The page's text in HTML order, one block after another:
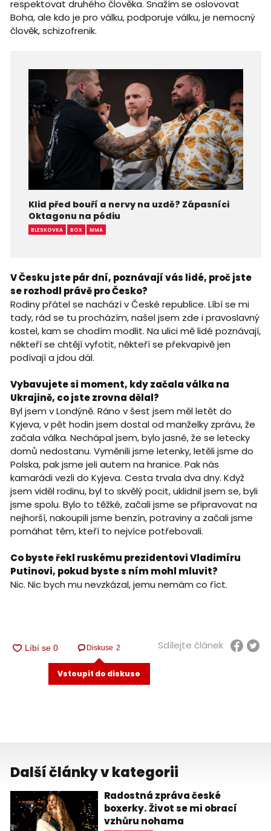
respektovat druhého člověka. Snažím se oslovovat
Boha, ale kdo je pro válku, podporuje válku, je nemocný
člověk, schizofrenik.
Klid před bouří a nervy na uzdě? Zápasníci
Oktagonu na pódiu
BLESKOVKA BOX MMA
V Česku jste pár dní, poznávají vás lidé, proč jste
se rozhodl právě pro Česko?
Rodiny přátel se nachází v České republice. Líbí se mi
tady, rád se tu procházím, našel jsem zde i pravoslavný
kostel, kam se chodím modlit. Na ulici mě lidé poznávají,
někteří se chtějí vyfotit, někteří se překvapivě jen
podívají a jdou dál.
Vybavujete si moment, kdy začala válka na
Ukrajině, co jste zrovna dělal?
Byl jsem v Londýně. Ráno v šest jsem měl letět do
Kyjeva, v pět hodin jsem dostal od manželky zprávu, že
začala válka. Nechápal jsem, bylo jasné, že se letecky
domů nedostanu. Vyměnili jsme letenky, letěli jsme do
Polska, pak jsme jeli autem na hranice. Pak nás
kamarádi vezli do Kyjeva. Cesta trvala dva dny. Když
jsem viděl rodinu, byl to skvělý pocit, uklidnil jsem se, byli
jsme spolu. Bylo to těžké, začali jsme se připravovat na
nejhorší, nakoupili jsme benzín, potraviny a začali jsme
pomáhat těm, kteří to nejvíce potřebovali.
Co byste řekl ruskému prezidentovi Vladimíru
Putinovi, pokud byste s ním mohl mluvit?
Nic. Nic bych mu nevzkázal, jemu nemám co říct.
Diskuse 2
Vstoupit do diskuse
Sdílejte článek
Další články v kategorii
Radostná zpráva české
boxerky. Život se mi obrací
vzhůru nohama